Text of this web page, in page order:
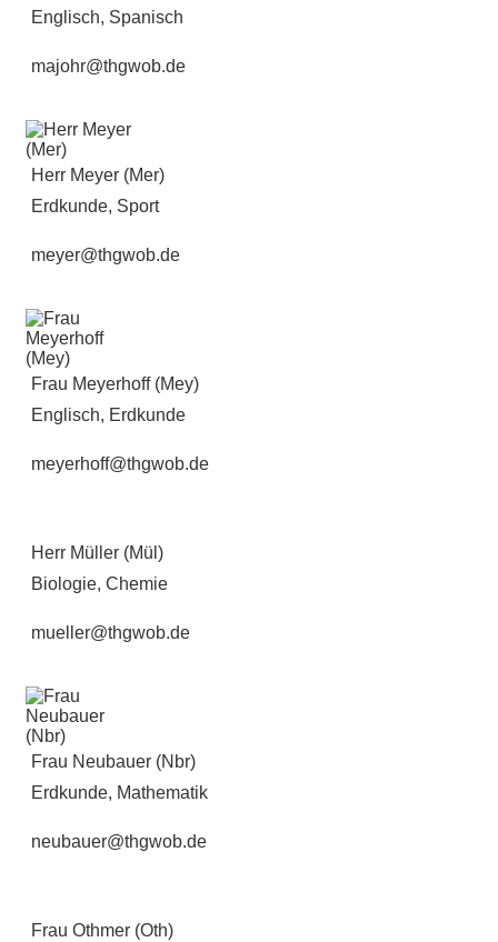
Englisch, Spanisch
majohr@thgwob.de
Herr Meyer (Mer)
Erdkunde, Sport
meyer@thgwob.de
Frau Meyerhoff (Mey)
Englisch, Erdkunde
meyerhoff@thgwob.de
Herr Müller (Mül)
Biologie, Chemie
mueller@thgwob.de
Frau Neubauer (Nbr)
Erdkunde, Mathematik
neubauer@thgwob.de
Frau Othmer (Oth)